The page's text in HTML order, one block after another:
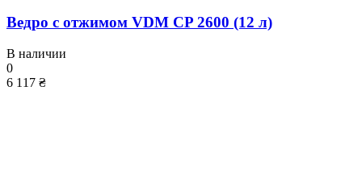
Ведро с отжимом VDM CP 2600 (12 л)
В наличии
0
6 117 ₴